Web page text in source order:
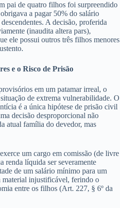
pai de quatro filhos foi surpreendido
a pagar 50% do salário
A decisão, proferida
(inaudita altera pars),
ele possui outros três filhos menores
e o Risco de Prisão
em um patamar irreal, o
de extrema vulnerabilidade. O
é a única hipótese de prisão civil
decisão desproporcional não
atual família do devedor, mas
um cargo em comissão (de livre
renda líquida ser severamente
de um salário mínimo para um
injustificável, ferindo o
entre os filhos (Art. 227, § 6º da